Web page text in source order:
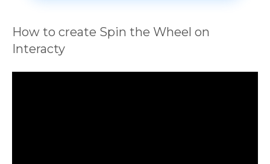
How to create Spin the Wheel on
Interacty